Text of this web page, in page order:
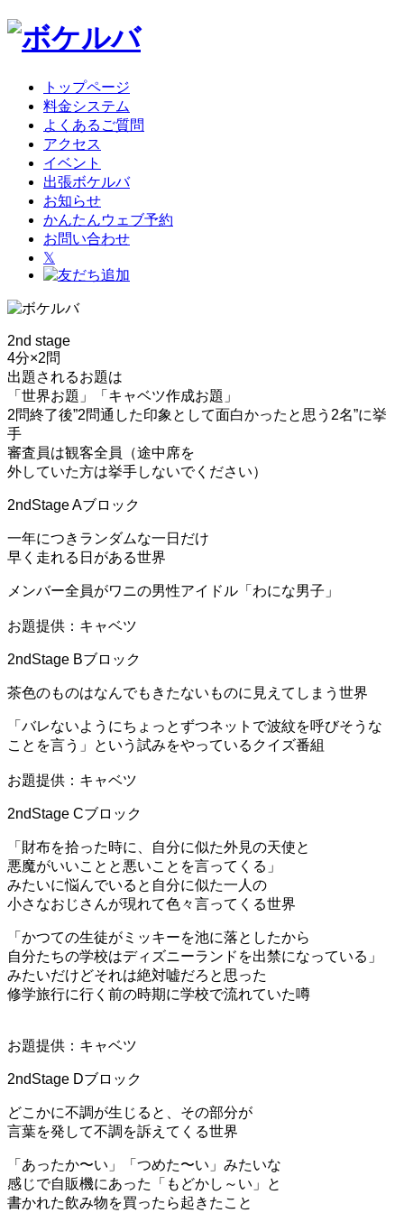
トップページ
料金システム
よくあるご質問
アクセス
イベント
出張ボケルバ
お知らせ
かんたんウェブ予約
お問い合わせ
𝕏
2nd stage
4分×2問
出題されるお題は
「世界お題」「キャベツ作成お題」
2問終了後”2問通した印象として面白かったと思う2名”に挙
手
審査員は観客全員（途中席を
外していた方は挙手しないでください）
2ndStage Aブロック
一年につきランダムな一日だけ
早く走れる日がある世界
メンバー全員がワニの男性アイドル「わにな男子」
お題提供：キャベツ
2ndStage Bブロック
茶色のものはなんでもきたないものに見えてしまう世界
「バレないようにちょっとずつネットで波紋を呼びそうな
ことを言う」という試みをやっているクイズ番組
お題提供：キャベツ
2ndStage Cブロック
「財布を拾った時に、自分に似た外見の天使と
悪魔がいいことと悪いことを言ってくる」
みたいに悩んでいると自分に似た一人の
小さなおじさんが現れて色々言ってくる世界
「かつての生徒がミッキーを池に落としたから
自分たちの学校はディズニーランドを出禁になっている」
みたいだけどそれは絶対嘘だろと思った
修学旅行に行く前の時期に学校で流れていた噂
お題提供：キャベツ
2ndStage Dブロック
どこかに不調が生じると、その部分が
言葉を発して不調を訴えてくる世界
「あったか〜い」「つめた〜い」みたいな
感じで自販機にあった「もどかし～い」と
書かれた飲み物を買ったら起きたこと